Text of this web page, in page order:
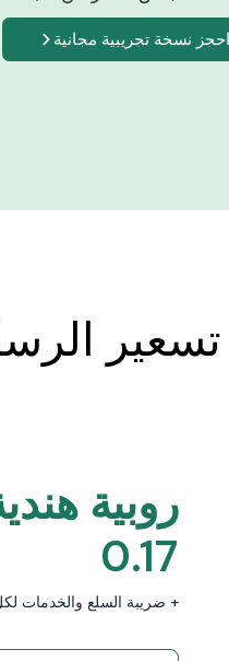
احجز نسخة تجريبية مجانية
روبية
0.17
+ ضريبة السلع والخدمات